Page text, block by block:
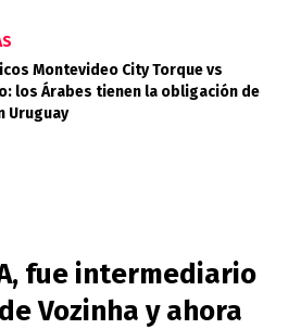
Montevideo City Torque vs
los Árabes tienen la obligación de
Uruguay
fue intermediario
Vozinha y ahora